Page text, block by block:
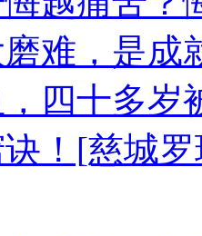
难，是成
四十多岁
！[慈城